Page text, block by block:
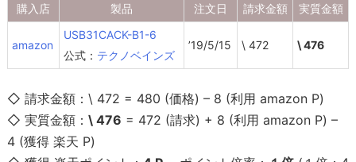
購入店 製品 注文日 請求金額 実質金額
amazon
USB31CACK-B1-6
公式： テクノベインズ
’19/5/15 \ 472 \ 476
◇ 請求金額：\ 472 = 480 (価格) – 8 (利用 amazon P)
◇ 実質金額： \ 476 = 472 (請求) + 8 (利用 amazon P) –
4 (獲得 楽天 P)